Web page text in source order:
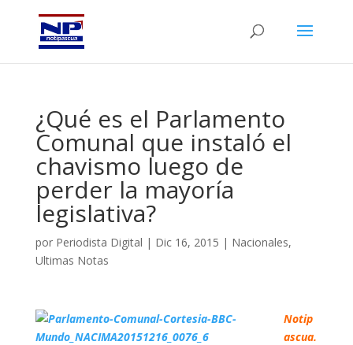
¿Qué es el Parlamento
Comunal que instaló el
chavismo luego de
perder la mayoría
legislativa?
por Periodista Digital | Dic 16, 2015 | Nacionales,
Ultimas Notas
Notip
ascua.